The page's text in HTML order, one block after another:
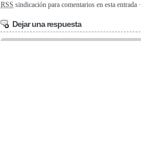
RSS sindicación para comentarios en esta entrada ·
Dejar una respuesta